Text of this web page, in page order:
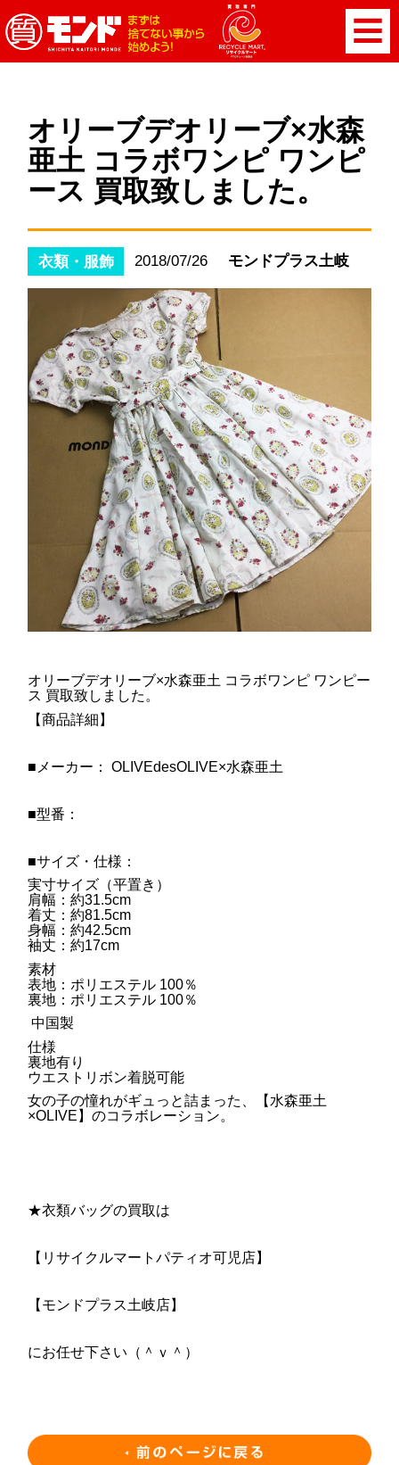
オリーブデオリーブ×水森
亜土 コラボワンピ ワンピ
ース 買取致しました。
衣類・服飾 2018/07/26 モンドプラス土岐
オリーブデオリーブ×水森亜土 コラボワンピ ワンピー
ス 買取致しました。
【商品詳細】
■メーカー： OLIVEdesOLIVE×水森亜土
■型番：
■サイズ・仕様：
実寸サイズ（平置き）
肩幅：約31.5cm
着丈：約81.5cm
身幅：約42.5cm
袖丈：約17cm
素材
表地：ポリエステル 100％
裏地：ポリエステル 100％
中国製
仕様
裏地有り
ウエストリボン着脱可能
女の子の憧れがギュっと詰まった、【水森亜土
×OLIVE】のコラボレーション。
★衣類バッグの買取は
【リサイクルマートパティオ可児店】
【モンドプラス土岐店】
にお任せ下さい（＾ｖ＾）